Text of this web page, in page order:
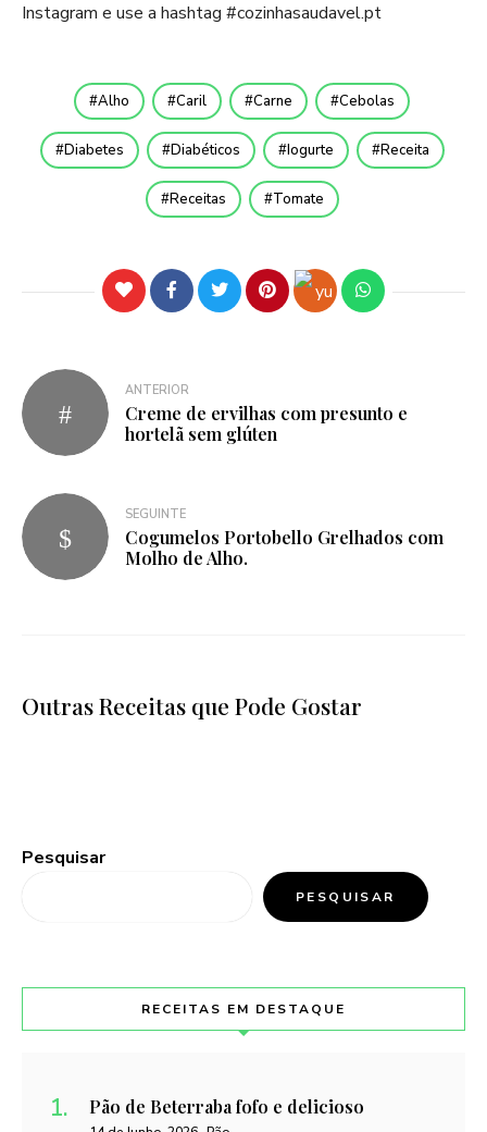
Instagram e use a hashtag #cozinhasaudavel.pt
Alho Caril Carne Cebolas
Diabetes Diabéticos Iogurte Receita
Receitas Tomate
ANTERIOR
Creme de ervilhas com presunto e
hortelã sem glúten
SEGUINTE
Cogumelos Portobello Grelhados com
Molho de Alho.
Outras Receitas que Pode Gostar
Pesquisar
PESQUISAR
RECEITAS EM DESTAQUE
Pão de Beterraba fofo e delicioso